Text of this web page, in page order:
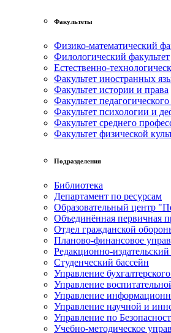
Факультеты
Физико-математический
Филологический факультет
Естественно-
Факультет иностранных
Факультет истории и права
Факультет
Факультет психологии и
Факультет среднего
Факультет физической
Подразделения
Библиотека
Департамент по ресурсам
Образовательный центр
Объединённая первичная
Отдел гражданской
Планово-финансовое
Редакционно-
Студенческий бассейн
Управление
Управление
Управление
Управление научной и
Управление по
Учебно-методическое